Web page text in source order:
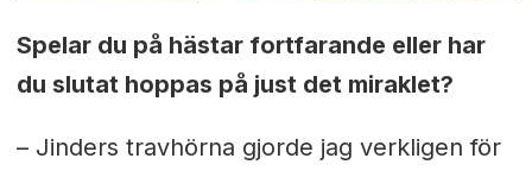
Spelar du på hästar fortfarande eller har
du slutat hoppas på just det miraklet?
– Jinders travhörna gjorde jag verkligen för